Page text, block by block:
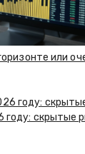
или
скрытые